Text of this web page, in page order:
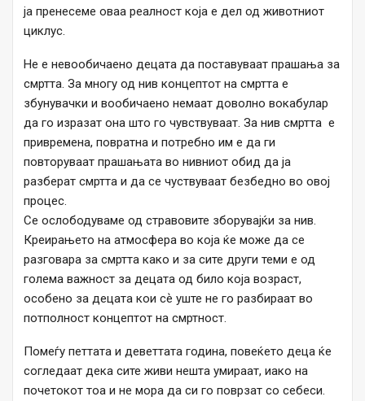
ја пренесеме оваа реалност која е дел од животниот
циклус.
Не е невообичаено децата да поставуваат прашања за
смртта. За многу од нив концептот на смртта е
збунувачки и вообичаено немаат доволно вокабулар
да го изразат она што го чувствуваат. За нив смртта е
привремена, повратна и потребно им е да ги
повторуваат прашањата во нивниот обид да ја
разберат смртта и да се чуствуваат безбедно во овој
процес.
Се ослободуваме од стравовите зборувајќи за нив.
Креирањeто на атмосфера во која ќе може да се
разговара за смртта како и за сите други теми е од
голема важност за децата од било која возраст,
особено за децата кои сѐ уште не го разбираат во
потполност концептот на смртност.
Помеѓу петтата и деветтата година, повеќето деца ќе
согледаат дека сите живи нешта умираат, иако на
почетокот тоа и не мора да си го поврзат со себеси.